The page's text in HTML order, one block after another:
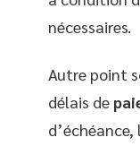
nécessaires.
Autre point
délais de